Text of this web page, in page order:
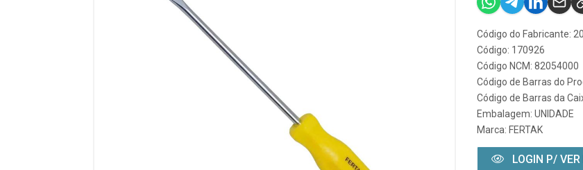
Código do Fabricante:
Código: 170926
Código NCM: 82054000
Código de Barras do
Código de Barras da
Embalagem: UNIDADE
Marca: FERTAK
LOGIN P/ VER